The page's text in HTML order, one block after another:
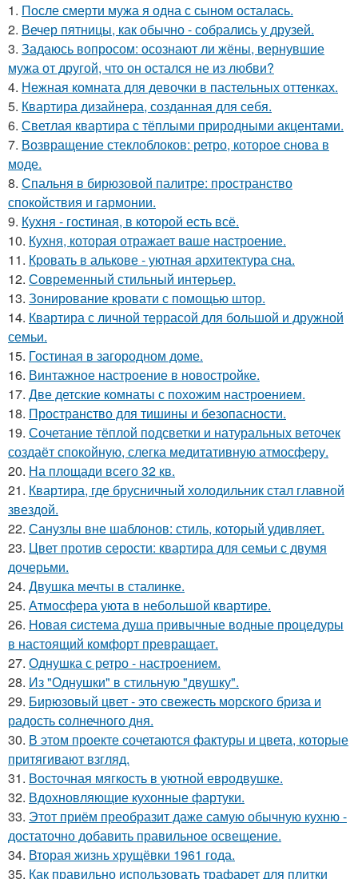
1. После смерти мужа я одна с сыном осталась.
2. Вечер пятницы, как обычно - собрались у друзей.
3. Задаюсь вопросом: осознают ли жёны, вернувшие
мужа от другой, что он остался не из любви?
4. Нежная комната для девочки в пастельных оттенках.
5. Квартира дизайнера, созданная для себя.
6. Светлая квартира с тёплыми природными акцентами.
7. Возвращение стеклоблоков: ретро, которое снова в
моде.
8. Спальня в бирюзовой палитре: пространство
спокойствия и гармонии.
9. Кухня - гостиная, в которой есть всё.
10. Кухня, которая отражает ваше настроение.
11. Кровать в алькове - уютная архитектура сна.
12. Современный стильный интерьер.
13. Зонирование кровати с помощью штор.
14. Квартира с личной террасой для большой и дружной
семьи.
15. Гостиная в загородном доме.
16. Винтажное настроение в новостройке.
17. Две детские комнаты с похожим настроением.
18. Пространство для тишины и безопасности.
19. Сочетание тёплой подсветки и натуральных веточек
создаёт спокойную, слегка медитативную атмосферу.
20. На площади всего 32 кв.
21. Квартира, где брусничный холодильник стал главной
звездой.
22. Санузлы вне шаблонов: стиль, который удивляет.
23. Цвет против серости: квартира для семьи с двумя
дочерьми.
24. Двушка мечты в сталинке.
25. Атмосфера уюта в небольшой квартире.
26. Новая система душа привычные водные процедуры
в настоящий комфорт превращает.
27. Однушка с ретро - настроением.
28. Из "Однушки" в стильную "двушку".
29. Бирюзовый цвет - это свежесть морского бриза и
радость солнечного дня.
30. В этом проекте сочетаются фактуры и цвета, которые
притягивают взгляд.
31. Восточная мягкость в уютной евродвушке.
32. Вдохновляющие кухонные фартуки.
33. Этот приём преобразит даже самую обычную кухню -
достаточно добавить правильное освещение.
34. Вторая жизнь хрущёвки 1961 года.
35. Как правильно использовать трафарет для плитки